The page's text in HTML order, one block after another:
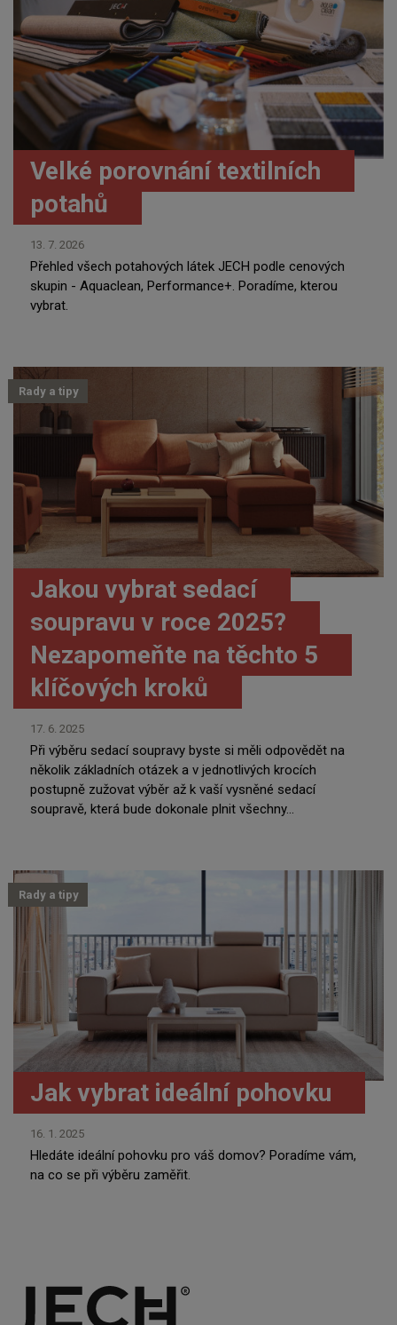
Velké porovnání textilních
potahů
13. 7. 2026
Přehled všech potahových látek JECH podle cenových
skupin - Aquaclean, Performance+. Poradíme, kterou
vybrat.
Rady a tipy
Jakou vybrat sedací
soupravu v roce 2025?
Nezapomeňte na těchto 5
klíčových kroků
17. 6. 2025
Při výběru sedací soupravy byste si měli odpovědět na
několik základních otázek a v jednotlivých krocích
postupně zužovat výběr až k vaší vysněné sedací
soupravě, která bude dokonale plnit všechny...
Rady a tipy
Jak vybrat ideální pohovku
16. 1. 2025
Hledáte ideální pohovku pro váš domov? Poradíme vám,
na co se při výběru zaměřit.